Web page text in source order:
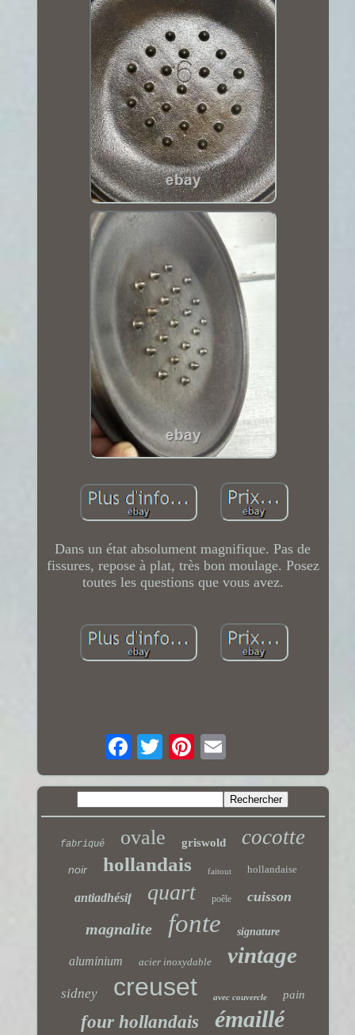
Dans un état absolument magnifique. Pas de
fissures, repose à plat, très bon moulage. Posez
toutes les questions que vous avez.
fabriqué ovale griswold cocotte
noir hollandais faitout hollandaise
antiadhésif quart poêle cuisson
magnalite fonte signature
aluminium acier inoxydable vintage
sidney creuset avec couvercle pain
four hollandais émaillé